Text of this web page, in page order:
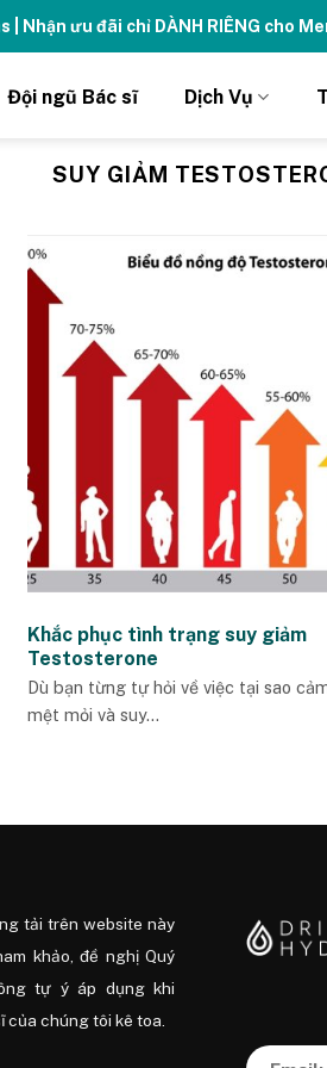
| Nhận ưu đãi chỉ DÀNH RIÊNG cho
Đội ngũ Bác sĩ Dịch Vụ
SUY GIẢM
Khắc phục tình trạng suy giảm
Testosterone
Dù bạn từng tự hỏi về việc tại sao
mệt mỏi và suy...
tải trên website này
khảo, đề nghị Quý
tự ý áp dụng khi
của chúng tôi kê toa.